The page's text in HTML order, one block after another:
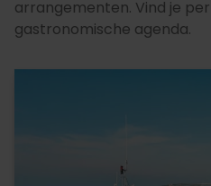
arrangementen. Vind je
gastronomische agenda.